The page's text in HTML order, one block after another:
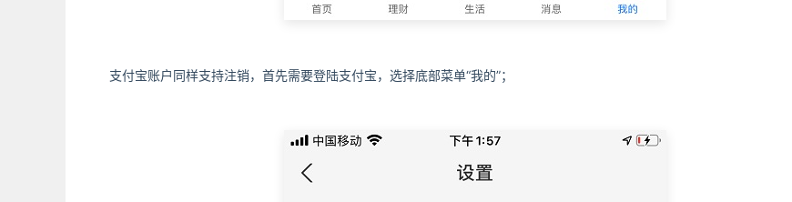
支付宝账户同样支持注销，首先需要登陆支付宝，选择底部菜单“我的”；